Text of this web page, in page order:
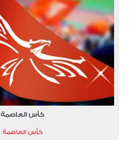
كأس العاصمة
كأس العاصمة